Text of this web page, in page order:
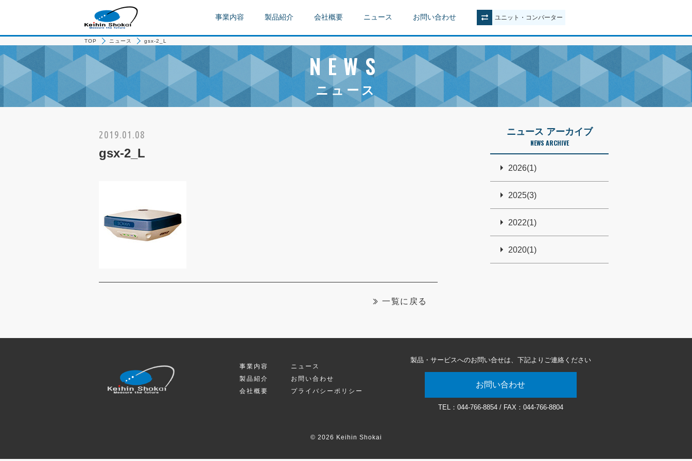
事業内容 製品紹介 会社概要 ニュース お問い合わせ ユニット ・ コンバーター
TOP ニュース gsx-2_L
NEWS
ニュース
2019.01.08
gsx-2_L
一覧に戻る
ニュース アーカイブ
NEWS ARCHIVE
2026(1)
2025(3)
2022(1)
2020(1)
事業内容
ニュース
製品紹介
お問い合わせ
会社概要
プライバシーポリシー
製品・サービスへのお問い合せは、 下記よりご連絡ください
お問い合わせ
TEL： 044-766-8854/ FAX：044-766-8804
© 2026 Keihin Shokai